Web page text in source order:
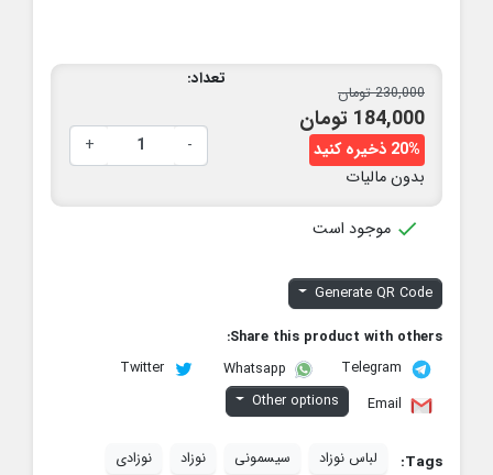
230,000 تومان
184,000 تومان
20% ذخیره کنید
بدون مالیات
تعداد:
-
+
 موجود است
Generate QR Code
Share this product with others:
Telegram
Whatsapp
Twitter
Email
Other options
Tags: لباس نوزاد سیسمونی نوزاد
نوزادی